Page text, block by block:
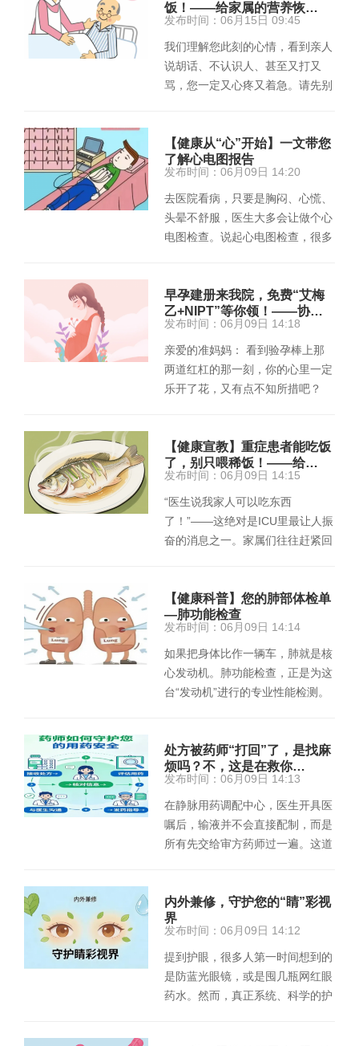
饭！——给家属的营养恢…
发布时间：06月15日 09:45
我们理解您此刻的心情，看到亲人
说胡话、不认识人、甚至又打又
骂，您一定又心疼又着急。请先别
【健康从“心”开始】一文带您
了解心电图报告
发布时间：06月09日 14:20
去医院看病，只要是胸闷、心慌、
头晕不舒服，医生大多会让做个心
电图检查。说起心电图检查，很多
早孕建册来我院，免费“艾梅
乙+NIPT”等你领！——协…
发布时间：06月09日 14:18
亲爱的准妈妈： 看到验孕棒上那
两道红杠的那一刻，你的心里一定
乐开了花，又有点不知所措吧？
【健康宣教】重症患者能吃饭
了，别只喂稀饭！——给…
发布时间：06月09日 14:15
“医生说我家人可以吃东西
了！”——这绝对是ICU里最让人振
奋的消息之一。家属们往往赶紧回
【健康科普】您的肺部体检单
—肺功能检查
发布时间：06月09日 14:14
如果把身体比作一辆车，肺就是核
心发动机。肺功能检查，正是为这
台“发动机”进行的专业性能检测。
处方被药师“打回”了，是找麻
烦吗？不，这是在救你…
发布时间：06月09日 14:13
在静脉用药调配中心，医生开具医
嘱后，输液并不会直接配制，而是
所有先交给审方药师过一遍。这道
内外兼修，守护您的“睛”彩视
界
发布时间：06月09日 14:12
提到护眼，很多人第一时间想到的
是防蓝光眼镜，或是囤几瓶网红眼
药水。然而，真正系统、科学的护